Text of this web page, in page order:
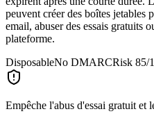
peuvent créer des boîtes jetables
email, abuser des essais gratuits
plateforme.
DisposableNo DMARCRisk 85/
Empêche l'abus d'essai gratuit et